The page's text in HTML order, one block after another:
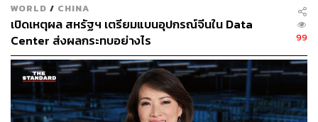
WORLD / CHINA
เปิดเหตุผล สหรัฐฯ เตรียมแบนอุปกรณ์จีนใน Data
Center ส่งผลกระทบอย่างไร
99